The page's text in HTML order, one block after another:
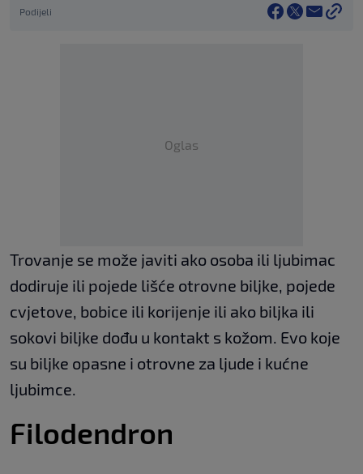
Podijeli
Oglas
Trovanje se može javiti ako osoba ili ljubimac
dodiruje ili pojede lišće otrovne biljke, pojede
cvjetove, bobice ili korijenje ili ako biljka ili
sokovi biljke dođu u kontakt s kožom. Evo koje
su biljke opasne i otrovne za ljude i kućne
ljubimce.
Filodendron